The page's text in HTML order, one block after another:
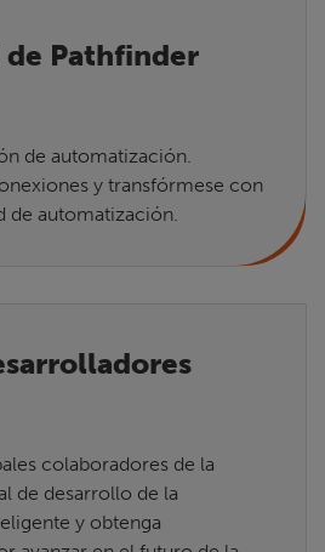
Pathfinder
de automatización.
y transfórmese con
de automatización.
colaboradores de la
de desarrollo de la
y obtenga